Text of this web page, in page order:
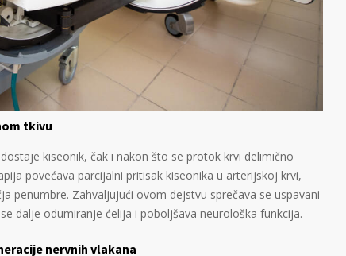
tkivu
kiseonik, čak i nakon što se protok krvi delimično
povećava parcijalni pritisak kiseonika u arterijskoj krvi,
penumbre. Zahvaljujući ovom dejstvu sprečava se uspavani
dalje odumiranje ćelija i poboljšava neurološka funkcija.
nervnih vlakana